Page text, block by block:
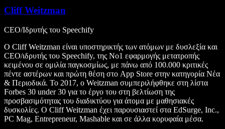
Cliff Weitzman
CEO/Ιδρυτής του Speechify
Ο Cliff Weitzman είναι υποστηρικτής των ατόμων με δυσλεξία και
CEO/ιδρυτής του Speechify, της Νο1 εφαρμογής μετατροπής
κειμένου σε ομιλία παγκοσμίως, με πάνω από 100.000 κριτικές
πέντε αστέρων και πρώτη θέση στο App Store στην κατηγορία Νέα
& Περιοδικά. Το 2017, ο Weitzman συμπεριλήφθηκε στη λίστα
Forbes 30 under 30 για το έργο του στη βελτίωση της
προσβασιμότητας του διαδικτύου για άτομα με μαθησιακές
δυσκολίες. Ο Cliff Weitzman έχει παρουσιαστεί στα EdSurge, Inc.,
PC Mag, Entrepreneur, Mashable και σε άλλα κορυφαία μέσα.